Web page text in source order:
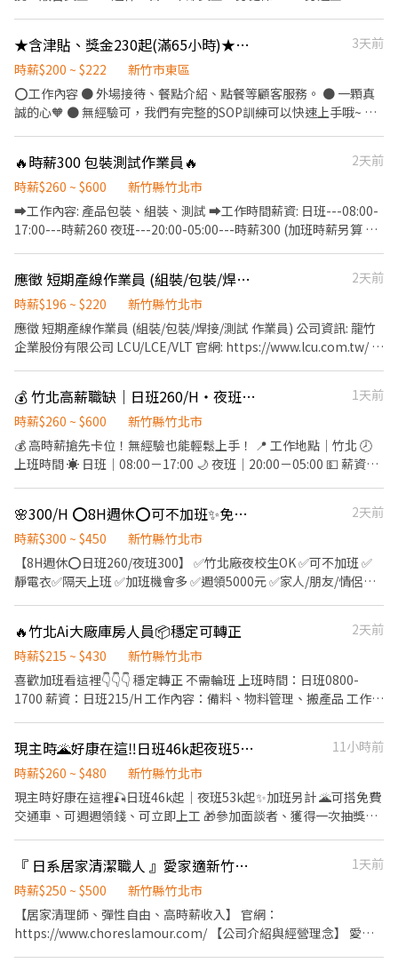
決客戶的困擾。 4. 使出十八般武藝刷刷刷刷刷到斷手。 5. 衛浴馬桶
廚房檯面洗洗洗洗到估溜。 6. 把玻璃和地板擦擦擦擦擦擦到發亮。
7. 清潔得乾淨整齊讓客戶不想出門。 8. 建立客戶專屬資料，下次服
務更上手。 【具備條件】 1. 被接送小朋友綁定時間的寶媽、寶爸。
2. 不想被傳統工作束縛能力的新鮮人。 3. 還在用健康換金錢的輪班
人員。 4. 想要解鎖更多技能創造高收入的人。 5. 不想因為工作缺席
家人的重要日子的你。 .... 【待遇介紹】 1.自由接單，彈性排班：
1_〈家適員〉時薪+ 各項獎金 250~300元 2_〈家適職人〉 時薪+ 各
項獎金 360~400元 3_〈高階職人〉 時薪+ 各項獎金 500元以上
4_〈導師〉 同高階職人福利外，額外有高額團隊獎金收入 2.以夥伴
收入作為舉例： 1_〈家適員〉不含面試錄取當月份 月工作20-22天
平均收入 3 ~ 4萬 2_〈家適職人〉 月工作20-22天 平均收入 4.3 ~
人，額外給予一年期意外險。 4. 可透過清潔工會加保勞保。 【別家
業者沒有的福利】 1. 積分獎勵免費兌換日用品。 2. 定期團體聚會、
團康活動。 3. 不定期餐會及節慶活動。 4. 春酒狂歡聚會+抽獎。 5.
做清潔但不想清自己家，夥伴下單折扣。 6. 辦公室設置有沙發床的
休息室。 7. 每季舉辦服務品質競賽，提供不定額獎金。 8. 不定期免
費線上/實體心理成長課程。 9. 跨領域心理成長講師課程津貼。
【升遷介紹】 1. 新人考核、職人稽核，稽核為公平及公正的內部升
遷管道。 2. 家適員→職人→高階職人→導師 ↘️整理
師→導師 【教育訓練】 免收費完整教育訓練系統，高階職人提
供教育訓練費用補助。
★含津貼、獎金230起(滿65小時)★點點心巨城新竹-長期早、晚班外場PT
3天前
時薪$200 ~ $222
新竹市東區
⭕工作內容 ● 外場接待、餐點介紹、點餐等顧客服務。 ● 一顆真
誠的心🧡 ● 無經驗可，我們有完整的SOP訓練可以快速上手哦~ ●
週排三~四天上班) (假日需要上班唷) ⭕薪資 ● 本薪200元起~222
元。 ● 只要有上班出勤(不限時數)， 每小時另核發15元獎金， 時薪
+獎金為200+15至222+15元。 ● 若當月工時滿65小時以上， 每小
時另核發15元津貼， 時薪+津貼為200+15至222+15元。 ✅也就是
當月出勤滿65小時以上， 時薪+獎金+津貼為200+30至222+30元。
金。 ● 支援其他門市獎金。 ● 生日禮金、其他專案獎金。 ● 每半
年舉辦晉升考試，通過即調薪。
🔥時薪300 包裝測試作業員🔥
2天前
時薪$260 ~ $600
新竹縣竹北市
➡︎工作內容: 產品包裝、組裝、測試 ➡︎工作時間薪資: 日班---08:00-
17:00---時薪260 夜班---20:00-05:00---時薪300 (加班時薪另算 外
單純 好上手 ⭐名額有限 先投遞先安排 ------------------------------
------------------- 📞0977168629(同賴) 截圖職缺加賴線上應徵 何
先生幫你快速安排面試⚡
應徵 短期產線作業員 (組裝/包裝/焊接/測試 作業員) 公司資訊: 龍竹企業
2天前
時薪$196 ~ $220
新竹縣竹北市
應徵 短期產線作業員 (組裝/包裝/焊接/測試 作業員) 公司資訊: 龍竹
企業股份有限公司 LCU/LCE/VLT 官網: https://www.lcu.com.tw/ 哈
找穩定工作的兼職達人，還是身懷絕技的焊接高手，通通看過來！
工廠環境乾淨有冷氣，同事好相處。 有興趣的朋友不要猶豫，趕快
透過以下方式諮詢我們: 歡迎到我們官網瀏覽留言。 請直接點擊下方
「我要應徵」投遞履歷！ 我們收到後，負責的主管會盡快透過「小
行！） 2. 3F線束焊接. 組裝. 測試作業。（有拿烙鐵經驗的最最
好！） 工作時間 (見紅就休): 周一到週五 早上08.00~晚上17.00 中午
午休12.00~13.00 週休二日，見紅就休！ 薪資待遇: 2F 連接器組
裝、包裝、測試作業=>基本薪資 3F線束焊接. 組裝. 測試作業=> 時薪
220 有興趣的彭油快快來連繫龍竹喔~~
💰 竹北高薪職缺｜日班260/H・夜班300/H｜週休二日｜無經驗可
1天前
時薪$260 ~ $600
新竹縣竹北市
💰 高時薪搶先卡位！無經驗也能輕鬆上手！ 📍 工作地點｜竹北 🕗
上班時間 ☀️ 日班｜08:00－17:00 🌙 夜班｜20:00－05:00 💵 薪資待
舒適 ❤️ 提供日領、週領 📩 立即截圖私訊報名 📞 0965846966 Hank
張先生（同賴）
🌸300/H ⭕️8H週休⭕️可不加班✨免經驗錄取高✨超夯AI大廠#供餐供車位
2天前
時薪$300 ~ $450
新竹縣竹北市
【8H週休⭕日班260/夜班300】 ✅竹北廠夜校生OK ✅可不加班 ✅
靜電衣✅隔天上班 ✅加班機會多 ✅週領5000元 ✅家人/朋友/情侶一
善培訓】➟免經驗 / 免學歷 / 高錄取 【免無塵衣】➟僅穿靜電衣 【提
供團膳】➟公司供餐, 平日加班2H以上/假日加班會有60餐費補助
【週週領薪】➟週週領高達5000元，免手續費 【方便停車】➟廠內
免費停放機車位 ▬▬▬◢┃職缺介紹┃◣▬▬▬ ◈地點： 【湖口
廠】湖口鄉光復北路(近湖口工業區) 【竹北廠】竹北市智慧路(近竹
電腦零件組裝、包裝、測試、機台操作 ◈休假：週休二日 ◈間休：
上下各15分鐘間休、用餐40分鐘 ◈工作時間/薪資待遇： ▶️【日
高達$60000 ▬▬▬▬ ▶️【夜班】：20:00~05:00 ▶️【薪水】：高時
薪$300起 ➜$52800起~加班高達$67800 ⭐️假日加班4H以上會有交
通津貼300元 ☑每月5號發薪/可週領薪 ☑享勞保、健保、勞退6% ☑
到職滿3個月，享有三節禮金/禮品 ▬▬▬▬【火速應徵】▬▬▬▬
https://lin.ee/smq24dC ❌不抽成❌免服務費⭕️專業媒合安心面試
🔥竹北Ai大廠庫房人員📦穩定可轉正
2天前
時薪$215 ~ $430
新竹縣竹北市
喜歡加班看這裡👇👇👇 穩定轉正 不需輪班 上班時間：日班0800-
1700 薪資：日班215/H 工作內容：備料、物料管理、搬產品 工作地
現主時🌋好康在這‼️日班46k起夜班53k起🎣工作簡單上手、加班另計
11小時前
時薪$260 ~ $480
新竹縣竹北市
現主時好康在這裡🎣日班46k起｜夜班53k起✨加班另計 🌋可搭免費
交通車、可週週領錢、可立即上工 🎁參加面談者、獲得一次抽獎機
20:00-05:00 💰時薪：300/h ❌學生暑期額滿‼️可預約寒假打工🥹 報
名專線📨 𝑳𝒊𝒏𝒆 𝒊𝒅📬@675kloxw《截圖職缺 快速應徵》 來電：
0916-005-402 周小姐
『 日系居家清潔職人 』愛家適新竹誠徵收入3-7萬
1天前
時薪$250 ~ $500
新竹縣竹北市
【居家清理師、彈性自由、高時薪收入】 官網：
https://www.choreslamour.com/ 【公司介紹與經營理念】 愛家